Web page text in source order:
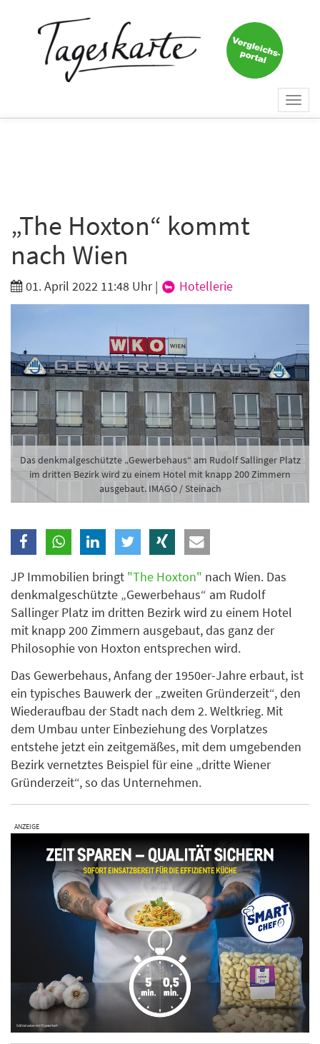
„The Hoxton“ kommt
nach Wien
01. April 2022 11:48 Uhr| Hotellerie
Das denkmalgeschützte „Gewerbehaus“ am Rudolf Sallinger Platz
im dritten Bezirk wird zu einem Hotel mit knapp 200 Zimmern
ausgebaut. IMAGO / Steinach
JP Immobilien bringt "The Hoxton" nach Wien. Das
denkmalgeschützte „Gewerbehaus“ am Rudolf
Sallinger Platz im dritten Bezirk wird zu einem Hotel
mit knapp 200 Zimmern ausgebaut, das ganz der
Philosophie von Hoxton entsprechen wird.
Das Gewerbehaus, Anfang der 1950er-Jahre erbaut, ist
ein typisches Bauwerk der „zweiten Gründerzeit“, den
Wiederaufbau der Stadt nach dem 2. Weltkrieg. Mit
dem Umbau unter Einbeziehung des Vorplatzes
entstehe jetzt ein zeitgemäßes, mit dem umgebenden
Bezirk vernetztes Beispiel für eine „dritte Wiener
Gründerzeit“, so das Unternehmen.
ANZEIGE
Keine Nachricht mehr
verpassen!
E-Mail*
Ich möchte folgende Newsletter erhalten
Tageskarte-Newsletter (gegen 8.30 Uhr)
Ich habe dieDatenschutzerklärungzur Kenntnis
genommen.
Danke, heute nicht